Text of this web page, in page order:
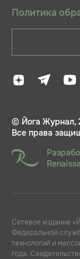
Политика
© Йога Журнал,
Все права
Сетевое издание
Федеральной
технологий и
года.